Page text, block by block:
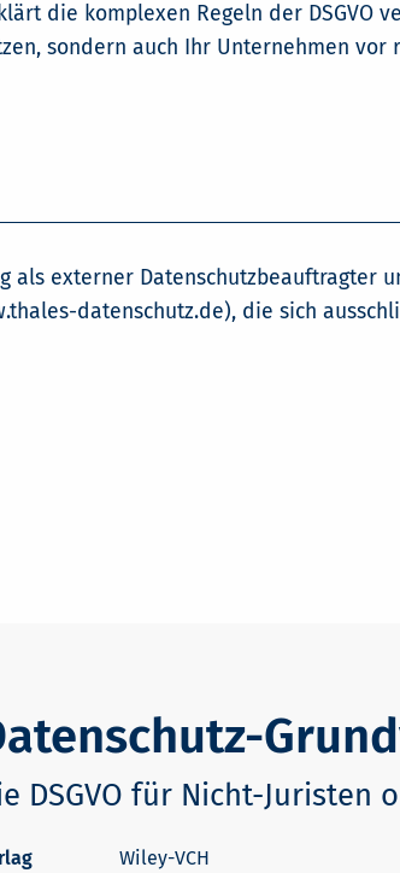
die komplexen Regeln der DSGVO
sondern auch Ihr Unternehmen vor
externer Datenschutzbeauftragter
datenschutz.de), die sich
DSGVO für Nicht-Juristen
Wiley-VCH